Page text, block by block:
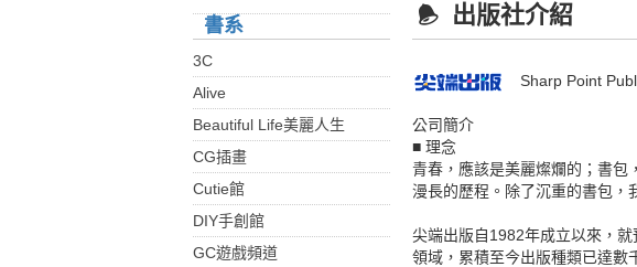
書系
3C
Alive
Beautiful Life美麗人生
CG插畫
Cutie館
DIY手創館
GC遊戲頻道
出版社介紹
Sharp Point
公司簡介
■ 理念
青春，應該是美麗燦爛的；書包
漫長的歷程。除了沉重的書包，
尖端出版自1982年成立以來，
領域，累積至今出版種類已達數